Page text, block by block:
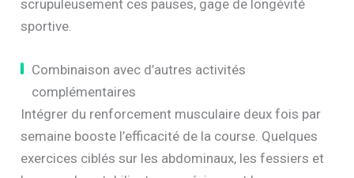
scrupuleusement ces pauses, gage de longévité
sportive.
Combinaison avec d’autres activités
complémentaires
Intégrer du renforcement musculaire deux fois par
semaine booste l’efficacité de la course. Quelques
exercices ciblés sur les abdominaux, les fessiers et